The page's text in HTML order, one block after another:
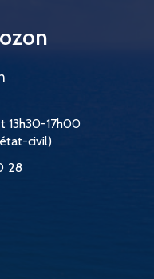
13h30-17h00
civil)
28